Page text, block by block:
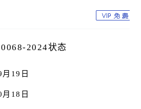
2024状态
19日
18日